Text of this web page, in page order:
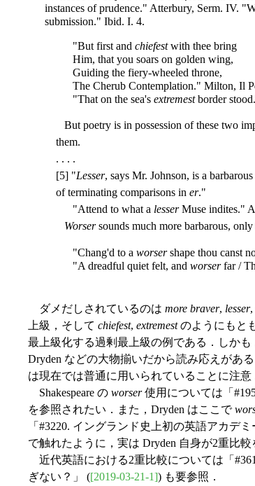
instances of prudence." Atterbury, Serm. IV.
submission." Ibid. I. 4.
"But first and chiefestwith thee bring
Him, that you soars on golden wing,
Guiding the fiery-wheeled throne,
The Cherub Contemplation." Milton, Il
"That on the sea's extremestborder
But poetry is in possession of these two
them.
. . . .
[5] "Lesser, says Mr. Johnson, is a
of terminating comparisons in er."
"Attend to what a lesserMuse indites."
Worsersounds much more barbarous,
"Chang'd to a worsershape thou canst
"A dreadful quiet felt, and worserfar /
ダメだしされているのは more braver, lesser,
上級，そして chiefest, extremestのようにもと
最上級化する過剰最上級の例である．しかも
Dryden などの大物揃いだから読み応えがあ
は現在では普通に用いられていることに注意
Shakespeare の worser使用については「
を参照されたい．また，Dryden はここで
「#3220. イングランド史上初の英語アカデ
で触れたように，実は Dryden 自身が2重比
近代英語における2重比較については「
ぎない？」 ([2019-03-21-1]) も要参照．